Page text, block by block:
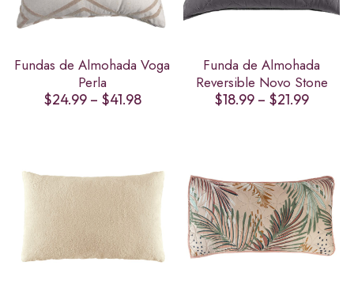
Fundas de Almohada Voga
Perla
$24.99 – $41.98Price
Funda de Almohada
Reversible Novo Stone
$18.99 – $21.99Price